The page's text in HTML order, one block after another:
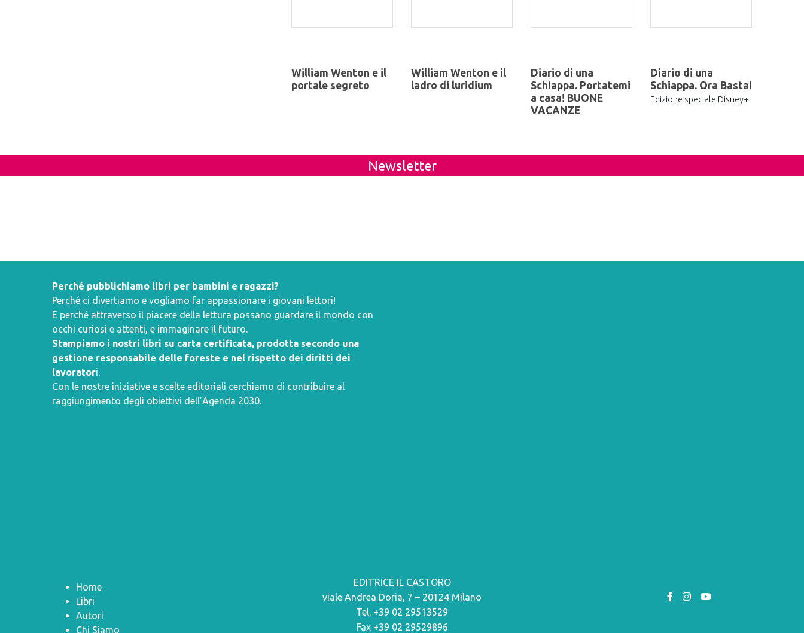
William Wenton e il
portale segreto
William Wenton e il
ladro di luridium
Diario di una
Schiappa. Portatemi
a casa! BUONE
VACANZE
Diario di una
Schiappa. Ora Basta!
Edizione speciale Disney+
Newsletter
Perché pubblichiamo libri per bambini e ragazzi?
Perché ci divertiamo e vogliamo far appassionare i giovani lettori!
E perché attraverso il piacere della lettura possano guardare il mondo con
occhi curiosi e attenti, e immaginare il futuro.
Stampiamo i nostri libri su carta certificata, prodotta secondo una
gestione responsabile delle foreste e nel rispetto dei diritti dei
lavoratori.
Con le nostre iniziative e scelte editoriali cerchiamo di contribuire al
raggiungimento degli obiettivi dell’Agenda 2030.
Home
Libri
Autori
Chi Siamo
EDITRICE IL CASTORO
viale Andrea Doria, 7 – 20124 Milano
Tel. +39 02 29513529
Fax +39 02 29529896